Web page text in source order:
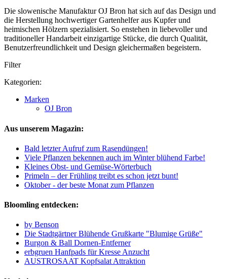
Die slowenische Manufaktur OJ Bron hat sich auf das Design und
die Herstellung hochwertiger Gartenhelfer aus Kupfer und
heimischen Hölzern spezialisiert. So enstehen in liebevoller und
traditioneller Handarbeit einzigartige Stücke, die durch Qualität,
Benutzerfreundlichkeit und Design gleichermaßen begeistern.
Filter
Kategorien:
Marken
OJ Bron
Aus unserem Magazin:
Bald letzter Aufruf zum Rasendüngen!
Viele Pflanzen bekennen auch im Winter blühend Farbe!
Kleines Obst- und Gemüse-Wörterbuch
Primeln – der Frühling treibt es schon jetzt bunt!
Oktober - der beste Monat zum Pflanzen
Bloomling entdecken:
by Benson
Die Stadtgärtner Blühende Grußkarte "Blumige Grüße"
Burgon & Ball Dornen-Entferner
erbgruen Hanfpads für Kresse Anzucht
AUSTROSAAT Kopfsalat Attraktion